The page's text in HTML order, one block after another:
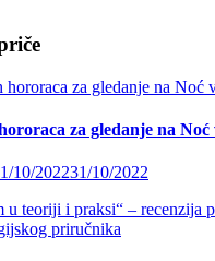
za gledanje na Noć
10/202231/10/2022